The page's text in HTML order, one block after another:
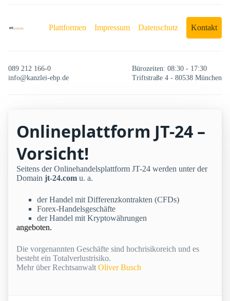
Plattformen Impressum Datenschutz Kontakt
089 212 166-0
info@kanzlei-ebp.de
Bürozeiten: 08:30 - 17:30
Triftstraße 4 - 80538 München
Onlineplattform JT-24 –
Vorsicht!
Seitens der Onlinehandelsplattform JT-24 werden unter der
Domain jt-24.com u. a.
der Handel mit Differenzkontrakten (CFDs)
Forex-Handelsgeschäfte
der Handel mit Kryptowährungen
angeboten.
Die vorgenannten Geschäfte sind hochrisikoreich und es
besteht ein Totalverlustrisiko.
Mehr über Rechtsanwalt Oliver Busch